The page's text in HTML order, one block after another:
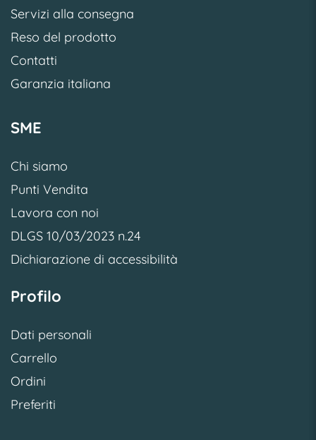
Servizi alla consegna
Reso del prodotto
Contatti
Garanzia italiana
SME
Chi siamo
Punti Vendita
Lavora con noi
DLGS 10/03/2023 n.24
Dichiarazione di accessibilità
Profilo
Dati personali
Carrello
Ordini
Preferiti